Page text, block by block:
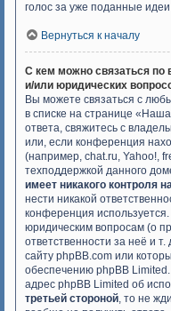
голос за уже поданные
Вернуться к началу
С кем можно связаться по
и/или юридических
Вы можете связаться с
в списке на странице
ответа, свяжитесь с
или, если конференция
(например, chat.ru, Yahoo!,
техподдержкой данного
имеет никакого контроля
нести никакой
конференция
юридическим вопросам (о
ответственности за неё и т.
сайту phpBB.com или
обеспечению phpBB
адрес phpBB Limited об
третьей стороной, то не